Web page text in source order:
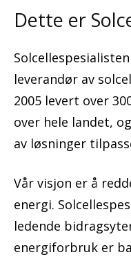
Dette er
leverandør av
2005 levert over
over hele landet,
av løsninger
Vår visjon er å
energi.
ledende
energiforbruk er